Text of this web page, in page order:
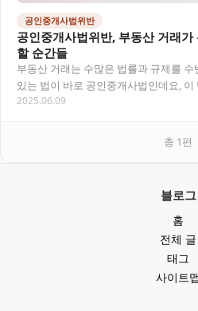
공인중개사법위반
공인중개사법위반, 부동산 거래
할 순간들
부동산 거래는 수많은 법률과 규제를
있는 법이 바로 공인중개사법인데요,
전성을 보장하기 위해 존재합니다. 하지
2025.06.09
총 1편
블로그
홈
전체 글
태그
사이트맵